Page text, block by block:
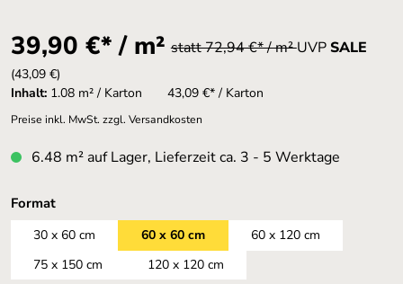
39,90 €* / m² statt 72,94 €* / m²UVPSALE
(43,09 €)
Inhalt: 1.08 m² / Karton 43,09 €* / Karton
Preise inkl. MwSt. zzgl. Versandkosten
6.48 m² auf Lager, Lieferzeit ca. 3 - 5 Werktage
Formatauswählen
30 x 60 cm 60 x 60 cm
60 x 120 cm
75 x 150 cm
120 x 120 cm